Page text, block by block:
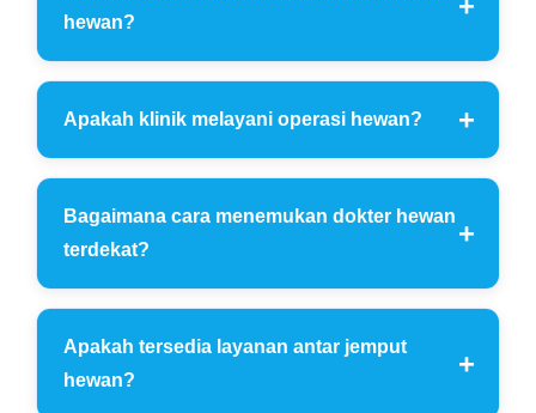
hewan?
Apakah klinik melayani operasi hewan?
Bagaimana cara menemukan dokter hewan
terdekat?
Apakah tersedia layanan antar jemput
hewan?